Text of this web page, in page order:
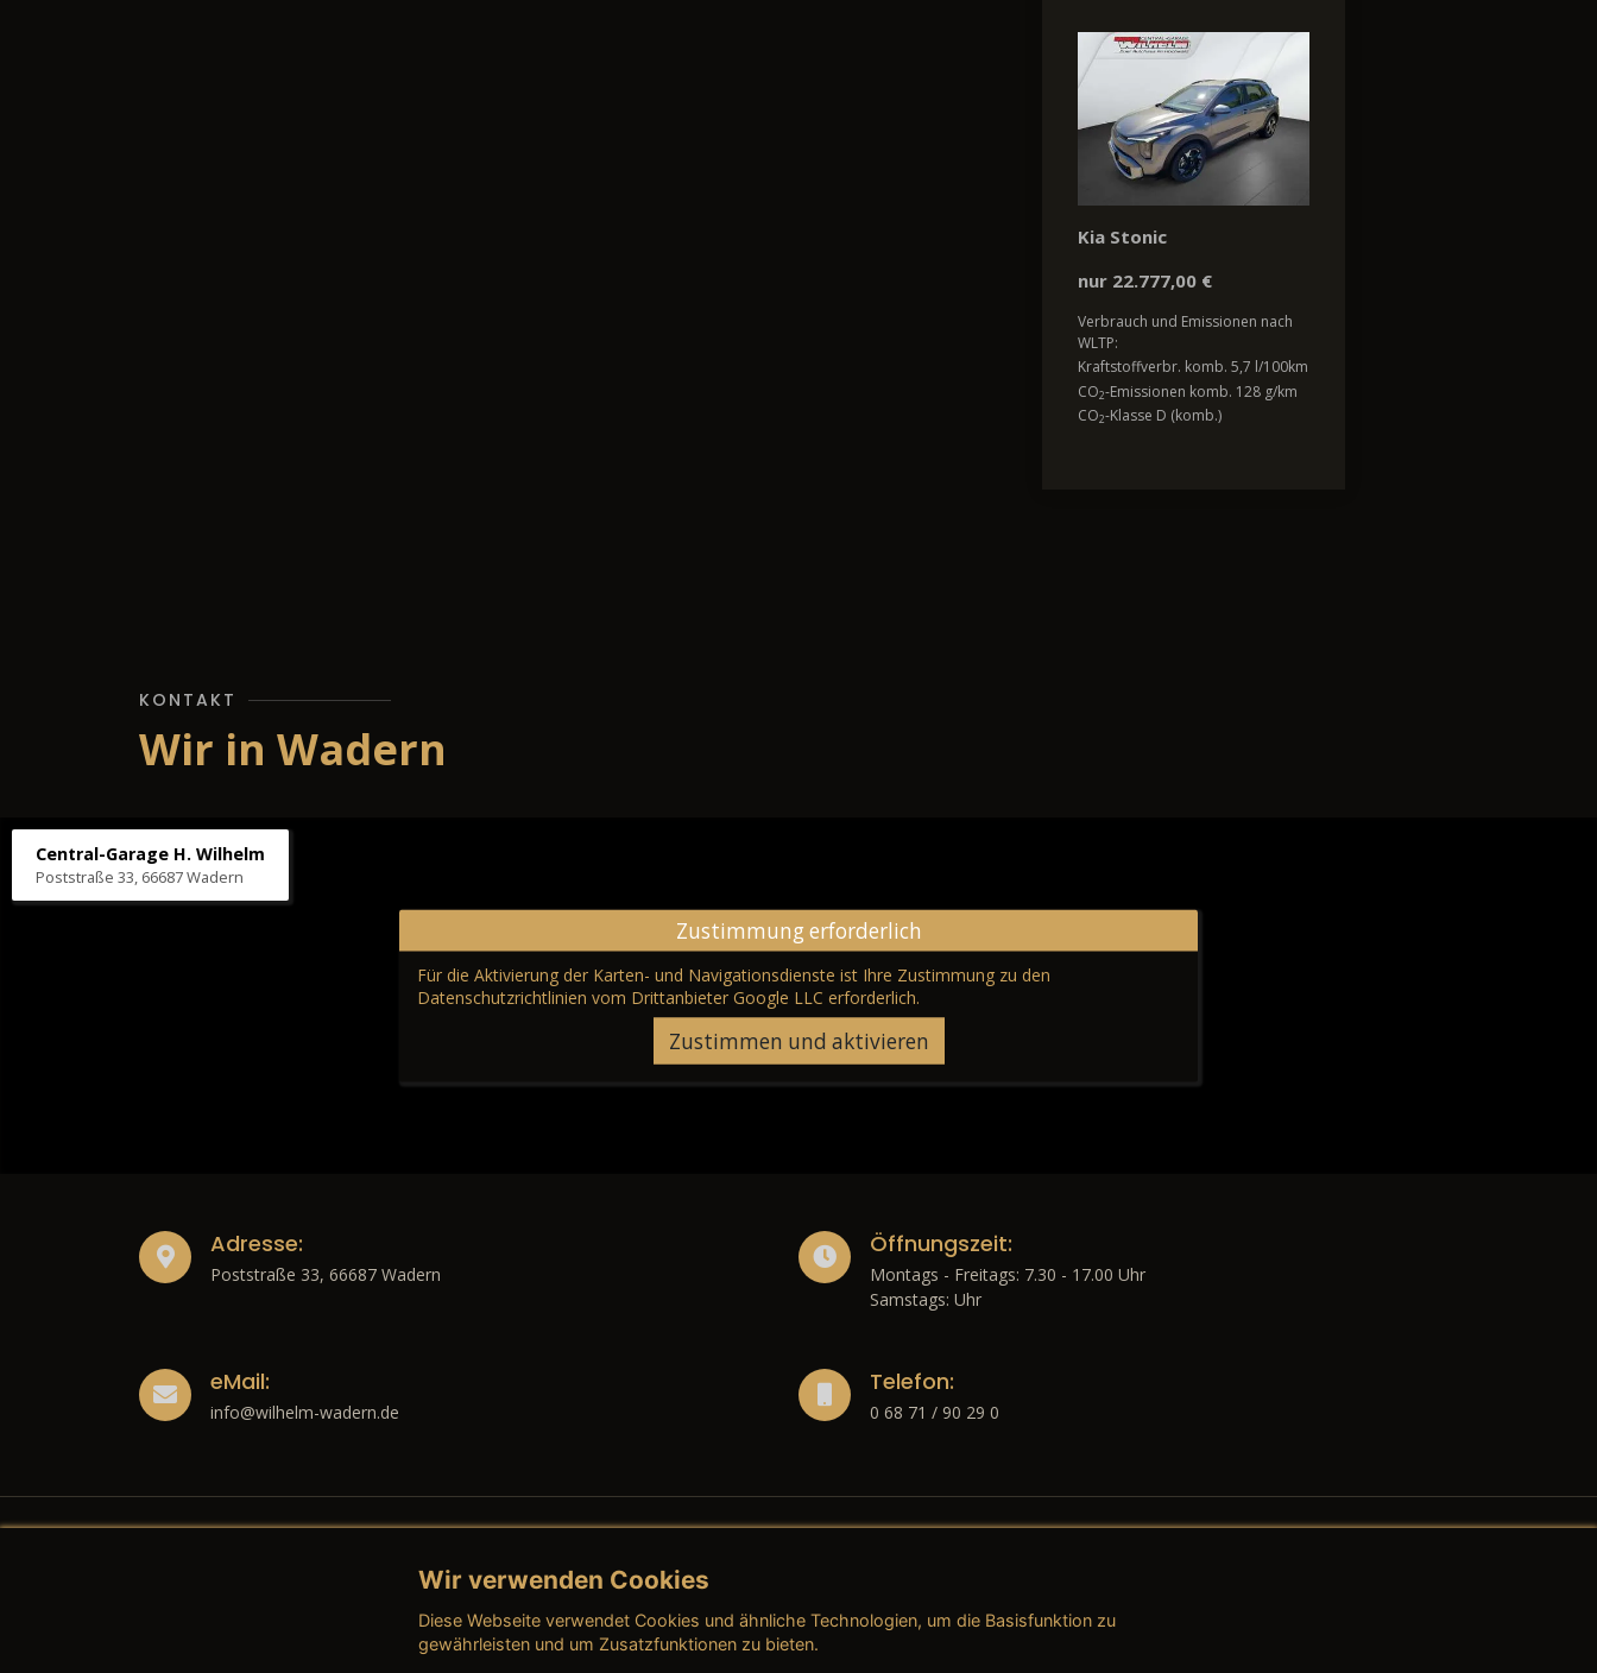
Kia Stonic
nur 22.777,00 €
Verbrauch und Emissionen nach
WLTP:
Kraftstoffverbr. komb. 5,7 l/100km
CO2-Emissionen komb. 128 g/km
CO2-Klasse D (komb.)
KONTAKT
Wir in Wadern
Central-Garage H. Wilhelm
Poststraße 33, 66687 Wadern
Zustimmung erforderlich
Für die Aktivierung der Karten- und Navigationsdienste ist Ihre Zustimmung zu den
Datenschutzrichtlinien vom Drittanbieter Google LLC erforderlich.
Zustimmen und aktivieren
Adresse:
Poststraße 33, 66687 Wadern
Öffnungszeit:
Montags - Freitags: 7.30 - 17.00 Uhr
Samstags: Uhr
eMail:
info@wilhelm-wadern.de
Telefon:
0 68 71 / 90 29 0
Rechtliches
→ Impressum
→ AGB (Neuwagen)
→ AGB (Teile & Zubehör)
Wir verwenden Cookies
Diese Webseite verwendet Cookies und ähnliche Technologien, um die Basisfunktion zu
gewährleisten und um Zusatzfunktionen zu bieten.